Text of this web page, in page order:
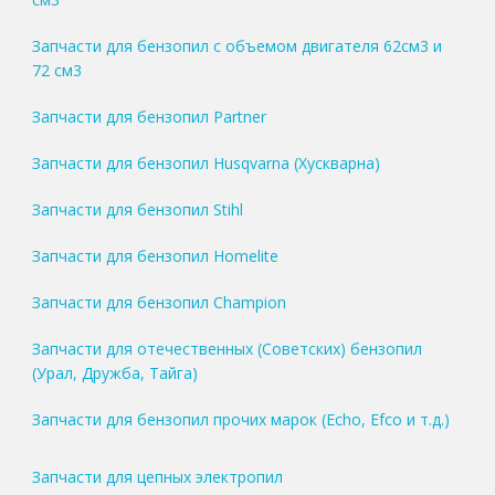
Запчасти для бензопил с объемом двигателя 62см3 и
72 см3
Запчасти для бензопил Partner
Запчасти для бензопил Husqvarna (Хускварна)
Запчасти для бензопил Stihl
Запчасти для бензопил Homelite
Запчасти для бензопил Champion
Запчасти для отечественных (Советских) бензопил
(Урал, Дружба, Тайга)
Запчасти для бензопил прочих марок (Echo, Efco и т.д.)
Запчасти для цепных электропил